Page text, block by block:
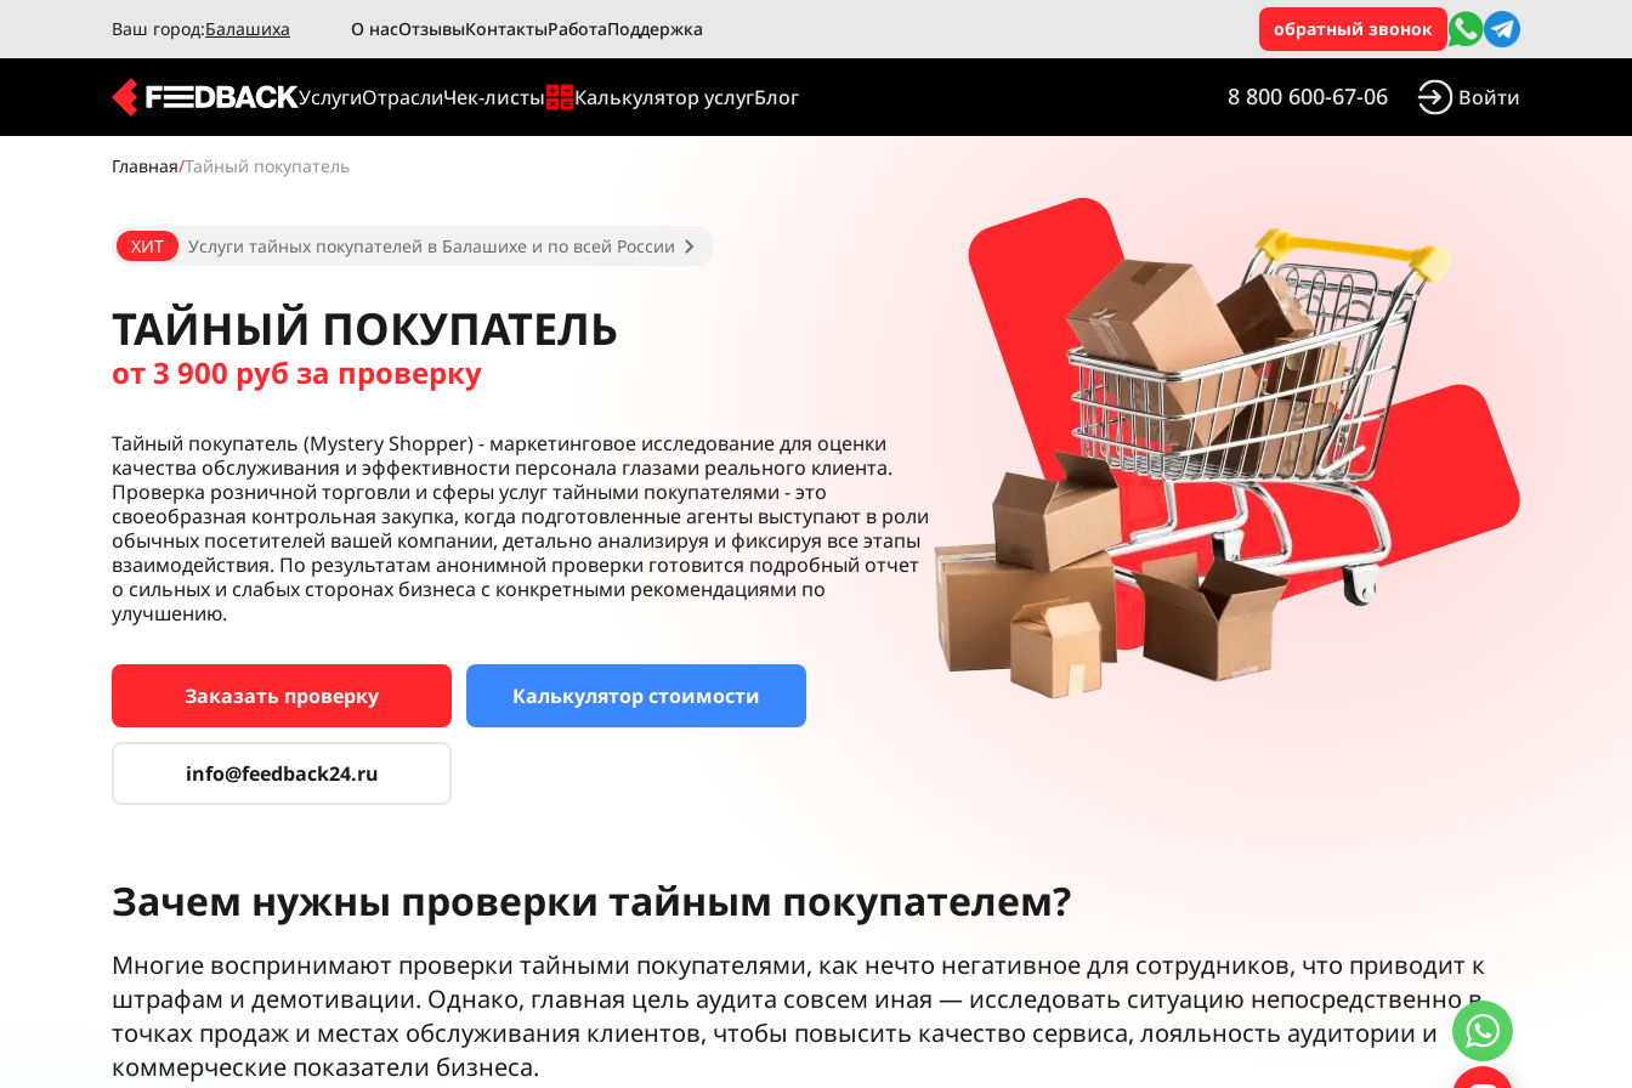
Ваш город:Балашиха О насОтзывыКонтактыРаботаПоддержка обратный звонок
УслугиОтраслиЧек-листы Калькулятор услугБлог 8 800 600-67-06 Войти
Главная/Тайный покупатель
ХИТ Услуги тайных покупателей в Балашихе и по всей России
ТАЙНЫЙ ПОКУПАТЕЛЬ
от 3 900 руб за проверку
Тайный покупатель (Mystery Shopper) - маркетинговое исследование для оценки
качества обслуживания и эффективности персонала глазами реального клиента.
Проверка розничной торговли и сферы услуг тайными покупателями - это
своеобразная контрольная закупка, когда подготовленные агенты выступают в роли
обычных посетителей вашей компании, детально анализируя и фиксируя все этапы
взаимодействия. По результатам анонимной проверки готовится подробный отчет
о сильных и слабых сторонах бизнеса с конкретными рекомендациями по
улучшению.
Заказать проверку Калькулятор стоимости
info@feedback24.ru
Зачем нужны проверки тайным покупателем?
Многие воспринимают проверки тайными покупателями, как нечто негативное для сотрудников, что приводит к
штрафам и демотивации. Однако, главная цель аудита совсем иная — исследовать ситуацию непосредственно в
точках продаж и местах обслуживания клиентов, чтобы повысить качество сервиса, лояльность аудитории и
коммерческие показатели бизнеса.